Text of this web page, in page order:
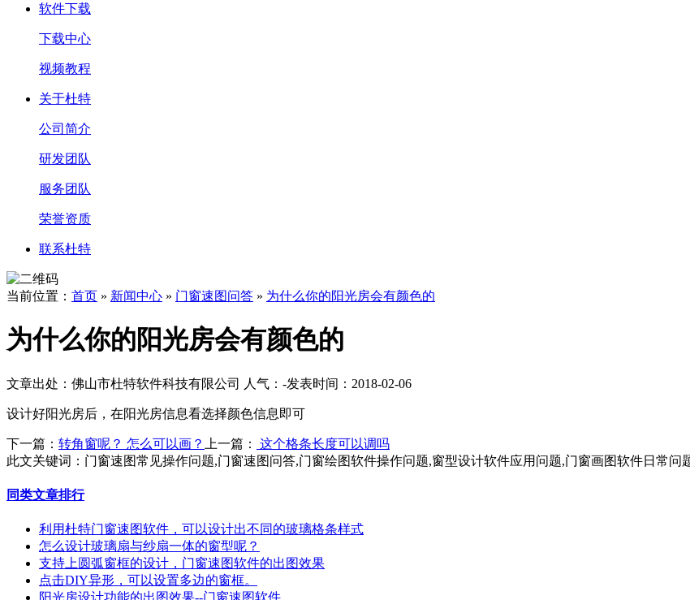
软件下载
下载中心
视频教程
关于杜特
公司简介
研发团队
服务团队
荣誉资质
联系杜特
当前位置： 首页 » 新闻中心 » 门窗速图问答 » 为什么你的阳光房会有颜色的
为什么你的阳光房会有颜色的
文章出处：佛山市杜特软件科技有限公司 人气： -发表时间：2018-02-06
设计好阳光房后，在阳光房信息看选择颜色信息即可
下一篇： 转角窗呢？ 怎么可以画？ 上一篇：
这个格条长度可以调吗
此文关键词： 门窗速图常见操作问题,门窗速图问答,门窗绘图软件操作问题,窗型设计软件应用问题,门窗画图软件日常问
同类文章排行
利用杜特门窗速图软件，可以设计出不同的玻璃格条样式
怎么设计玻璃扇与纱扇一体的窗型呢？
支持上圆弧窗框的设计，门窗速图软件的出图效果
点击DIY异形，可以设置多边的窗框。